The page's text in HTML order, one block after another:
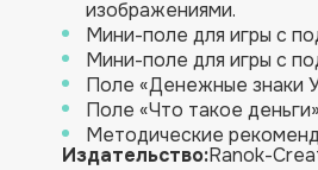
изображениями.
Мини-поле для игры с
Мини-поле для игры с
Поле «Денежные знаки
Поле «Что такое
Методические
Издательство:Ranok-